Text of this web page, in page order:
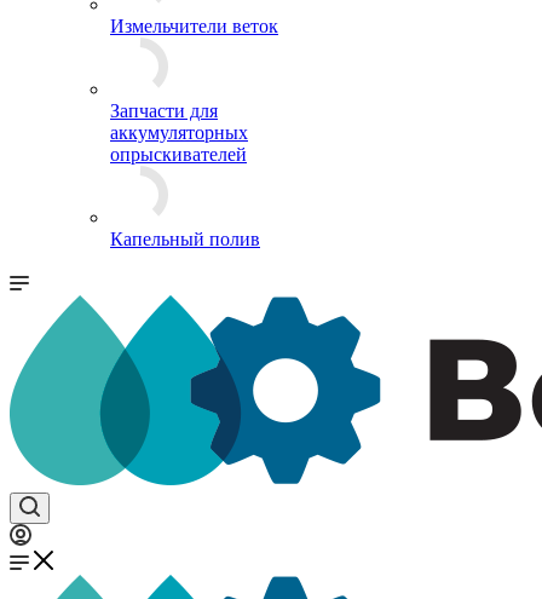
Измельчители веток
Запчасти для
аккумуляторных
опрыскивателей
Капельный полив